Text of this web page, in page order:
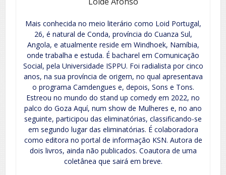
Mais conhecida no meio literário como Loid Portugal,
26, é natural de Conda, província do Cuanza Sul,
Angola, e atualmente reside em Windhoek, Namíbia,
onde trabalha e estuda. É bacharel em Comunicação
Social, pela Universidade ISPPU. Foi radialista por cinco
anos, na sua província de origem, no qual apresentava
o programa Camdengues e, depois, Sons e Tons.
Estreou no mundo do stand up comedy em 2022, no
palco do Goza Aquí, num show de Mulheres e, no ano
seguinte, participou das eliminatórias, classificando-se
em segundo lugar das eliminatórias. É colaboradora
como editora no portal de informação KSN. Autora de
dois livros, ainda não publicados. Coautora de uma
coletânea que sairá em breve.